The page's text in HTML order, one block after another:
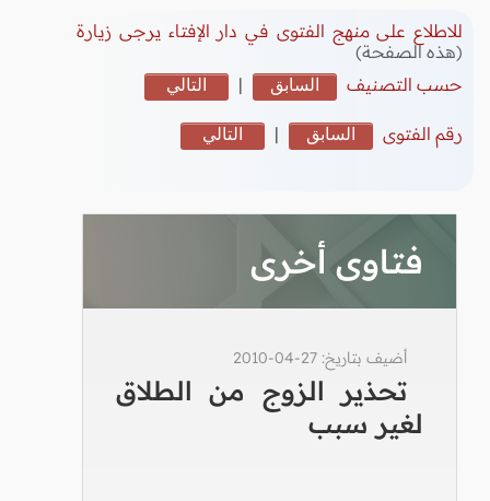
للاطلاع على منهج الفتوى في دار الإفتاء يرجى زيارة
(هذه الصفحة)
حسب التصنيف
السابق | التالي
رقم الفتوى السابق | التالي
فتاوى أخرى
أضيف بتاريخ: 27-04-2010
تحذير الزوج من الطلاق
لغير سبب